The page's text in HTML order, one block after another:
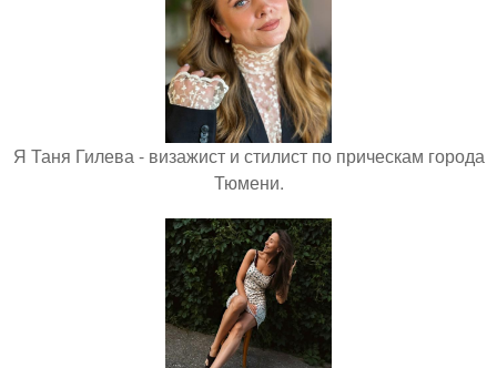
Я Таня Гилева - визажист и стилист по прическам города
Тюмени.